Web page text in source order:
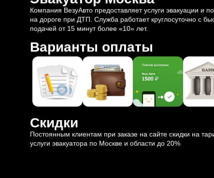
Компания ВезуАвто предоставляет услуги эвакуации и
на дороге при ДТП. Служба работает круглосуточно с
подачей от 15 минут более «10» лет.
Варианты оплаты
Скидки
Постоянным клиентам при заказе на сайте скидки на
услуги эвакуатора по Москве и области до 20%